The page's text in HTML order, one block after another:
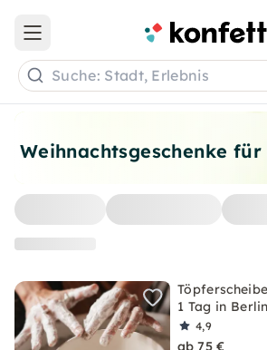
Weihnachtsgeschenke
1 Tag in
4,9
ab 75 €
Open main menu
Suche: Stadt, Erlebnis